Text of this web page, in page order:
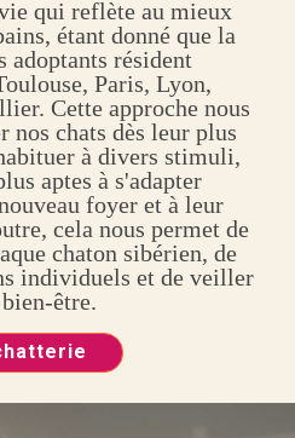
qui reflète au mieux
étant donné que la
adoptants résident
Paris, Lyon,
Cette approche nous
nos chats dès leur plus
à divers stimuli,
aptes à s'adapter
foyer et à leur
cela nous permet de
chaton sibérien, de
individuels et de veiller
être.